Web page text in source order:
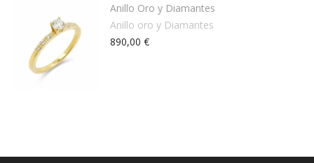
Anillo Oro y Diamantes
Anillo oro y Diamantes
890,00 €